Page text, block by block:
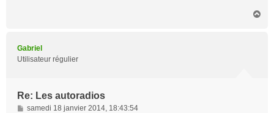
Gabriel
Utilisateur régulier
Re: Les autoradios
M
samedi 18 janvier 2014, 18:43:54